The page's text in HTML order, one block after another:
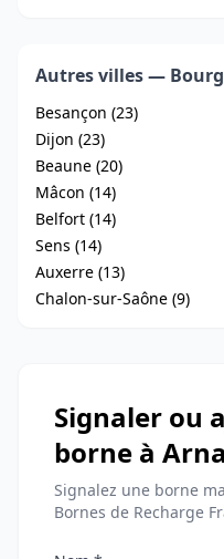
Autres villes —
Besançon (23)
Dijon (23)
Beaune (20)
Mâcon (14)
Belfort (14)
Sens (14)
Auxerre (13)
Chalon-sur-Saône (9)
Signaler ou
borne à
Signalez une borne
Bornes de Recharge